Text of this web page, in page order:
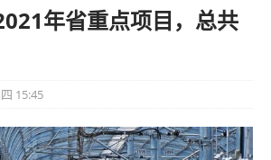
年省重点项目，总共
15:45